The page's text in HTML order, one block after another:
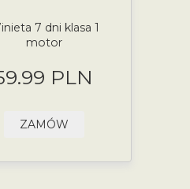
7 dni klasa 1
motor
PLN
ZAMÓW